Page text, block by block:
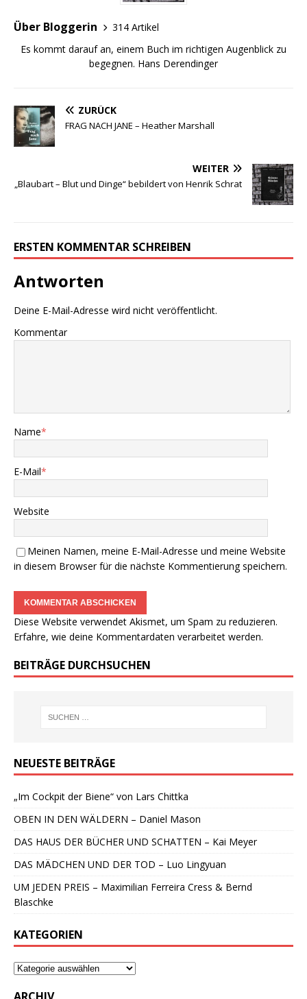
Über Bloggerin
314 Artikel
Es kommt darauf an, einem Buch im richtigen Augenblick zu
begegnen. Hans Derendinger
ZURÜCK
FRAG NACH JANE – Heather Marshall
WEITER
„Blaubart – Blut und Dinge“ bebildert von Henrik Schrat
ERSTEN KOMMENTAR SCHREIBEN
Antworten
Deine E-Mail-Adresse wird nicht veröffentlicht.
Kommentar
Name*
E-Mail*
Website
Meinen Namen, meine E-Mail-Adresse und meine Website
in diesem Browser für die nächste Kommentierung speichern.
Diese Website verwendet Akismet, um Spam zu reduzieren.
Erfahre, wie deine Kommentardaten verarbeitet werden.
BEITRÄGE DURCHSUCHEN
NEUESTE BEITRÄGE
„Im Cockpit der Biene“ von Lars Chittka
OBEN IN DEN WÄLDERN – Daniel Mason
DAS HAUS DER BÜCHER UND SCHATTEN – Kai Meyer
DAS MÄDCHEN UND DER TOD – Luo Lingyuan
UM JEDEN PREIS – Maximilian Ferreira Cress & Bernd
Blaschke
KATEGORIEN